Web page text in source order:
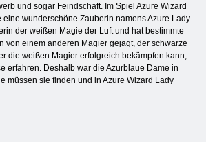
und sogar Feindschaft. Im Spiel Azure Wizard
eine wunderschöne Zauberin namens Azure Lady
der weißen Magie der Luft und hat bestimmte
von einem anderen Magier gejagt, der schwarze
die weißen Magier erfolgreich bekämpfen kann,
erfahren. Deshalb war die Azurblaue Dame in
müssen sie finden und in Azure Wizard Lady